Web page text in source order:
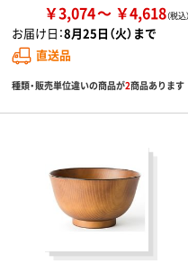
￥3,074 ￥4,618
お届け日：8月25日（火）まで
直送品
種類・販売単位違いの商品が2商品あります